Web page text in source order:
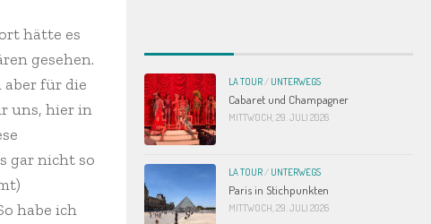
hätte es
gesehen.
aber für die
uns, hier in
gar nicht so
habe ich
LA TOUR/ UNTERWEGS
Cabaret und Champagner
MITTWOCH, 29. JULI 2026
LA TOUR/ UNTERWEGS
Paris in Stichpunkten
MITTWOCH, 29. JULI 2026